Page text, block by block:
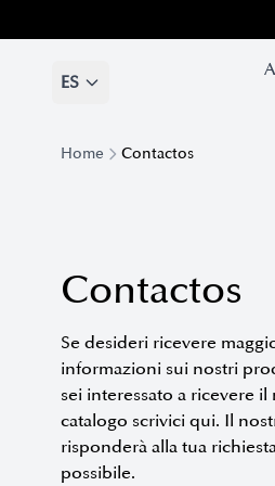
ES
ES
Home Contactos
Contactos
Se desideri ricevere
informazioni sui nostri
sei interessato a ricevere il
catalogo scrivici qui. Il
risponderà alla tua
possibile.